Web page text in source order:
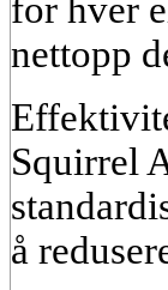
for hver
nettopp
Squirrel
å